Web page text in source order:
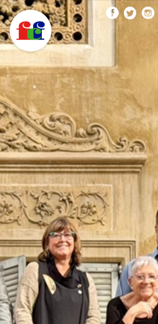
Vés
al
contingut
FEDERACIÓ CATALANA
DE FOTOGRAFIA
F
C
F